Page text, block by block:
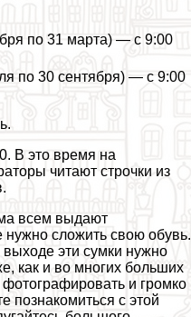
по 31 марта) — с 9:00
по 30 сентября) — с 9:00
В это время на
читают строчки из
всем выдают
сложить свою обувь.
эти сумки нужно
как и во многих больших
и громко
познакомиться с этой